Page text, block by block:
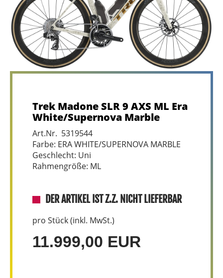
Trek Madone SLR 9 AXS ML Era
White/Supernova Marble
Art.Nr. 5319544
Farbe: ERA WHITE/SUPERNOVA MARBLE
Geschlecht: Uni
Rahmengröße: ML
DER ARTIKEL IST Z.Z. NICHT LIEFERBAR
pro Stück (inkl. MwSt.)
11.999,00 EUR